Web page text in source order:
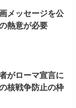
メッセージを公
熱意が必要
がローマ宣言に
核戦争防止の枠